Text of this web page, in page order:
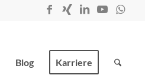
Blog Karriere